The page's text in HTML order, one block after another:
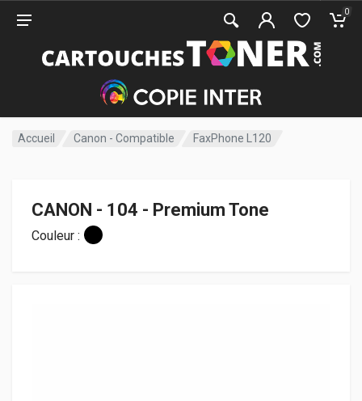
0
Accueil Canon - Compatible FaxPhone L120
CANON - 104 - Premium Tone
Couleur :